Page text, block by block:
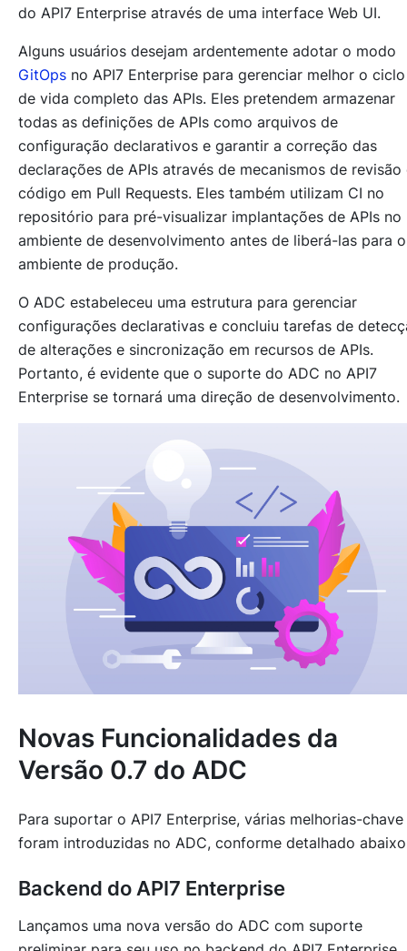
do API7 Enterprise através de uma interface Web UI.
Alguns usuários desejam ardentemente adotar o modo
GitOps no API7 Enterprise para gerenciar melhor o ciclo
de vida completo das APIs. Eles pretendem armazenar
todas as definições de APIs como arquivos de
configuração declarativos e garantir a correção das
declarações de APIs através de mecanismos de revisão
código em Pull Requests. Eles também utilizam CI no
repositório para pré-visualizar implantações de APIs no
ambiente de desenvolvimento antes de liberá-las para o
ambiente de produção.
O ADC estabeleceu uma estrutura para gerenciar
configurações declarativas e concluiu tarefas de
de alterações e sincronização em recursos de APIs.
Portanto, é evidente que o suporte do ADC no API7
Enterprise se tornará uma direção de desenvolvimento.
Novas Funcionalidades da
Versão 0.7 do ADC
Para suportar o API7 Enterprise, várias melhorias-chave
foram introduzidas no ADC, conforme detalhado
Backend do API7 Enterprise
Lançamos uma nova versão do ADC com suporte